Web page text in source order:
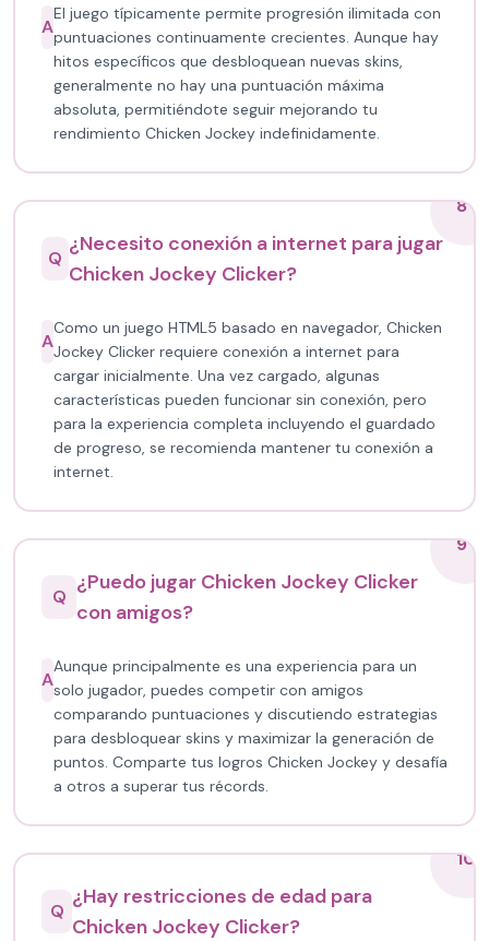
A
El juego típicamente permite progresión ilimitada con
puntuaciones continuamente crecientes. Aunque hay
hitos específicos que desbloquean nuevas skins,
generalmente no hay una puntuación máxima
absoluta, permitiéndote seguir mejorando tu
rendimiento Chicken Jockey indefinidamente.
8
Q
¿Necesito conexión a internet para jugar
Chicken Jockey Clicker?
A
Como un juego HTML5 basado en navegador, Chicken
Jockey Clicker requiere conexión a internet para
cargar inicialmente. Una vez cargado, algunas
características pueden funcionar sin conexión, pero
para la experiencia completa incluyendo el guardado
de progreso, se recomienda mantener tu conexión a
internet.
9
Q
¿Puedo jugar Chicken Jockey Clicker
con amigos?
A
Aunque principalmente es una experiencia para un
solo jugador, puedes competir con amigos
comparando puntuaciones y discutiendo estrategias
para desbloquear skins y maximizar la generación de
puntos. Comparte tus logros Chicken Jockey y desafía
a otros a superar tus récords.
10
Q
¿Hay restricciones de edad para
Chicken Jockey Clicker?